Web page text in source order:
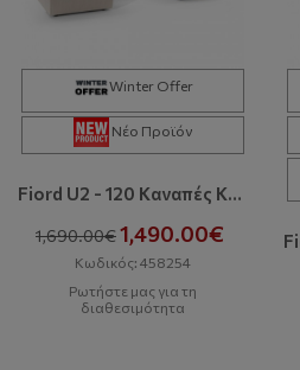
Winter Offer
Νέο Προϊόν
Fiord U2 - 120 Kαναπές Κρεβάτι Σε Σχήμα Π Με Αποθηκευτικό Χώρο
1,690.00€1,490.00€
Κωδικός: 458254
Ρωτήστε μας για τη
διαθεσιμότητα